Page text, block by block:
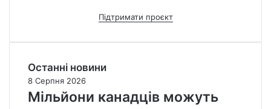
Підтримати проєкт
Останні новини
8 Серпня 2026
Мільйони канадців можуть